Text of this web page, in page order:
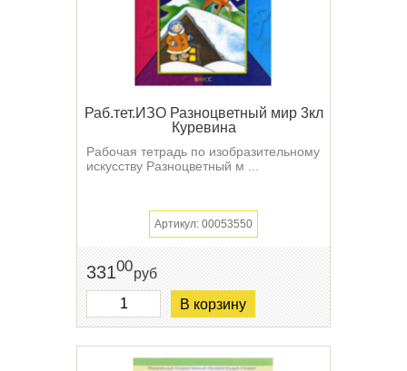
Раб.тет.ИЗО Разноцветный мир 3кл
Куревина
Рабочая тетрадь по изобразительному
искусству Разноцветный м ...
Артикул: 00053550
33100руб
В корзину